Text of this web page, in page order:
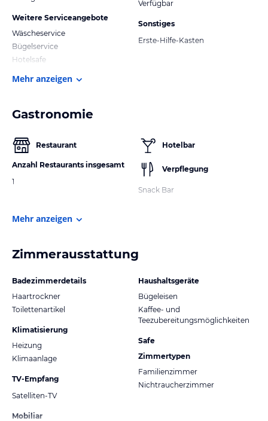
Weitere Serviceangebote
Wäscheservice
Bügelservice
Hotelsafe
Verfügbar
Sonstiges
Erste-Hilfe-Kasten
Mehr anzeigen
Gastronomie
Restaurant
Anzahl Restaurants insgesamt
1
Hotelbar
Verpflegung
Snack Bar
Mehr anzeigen
Zimmerausstattung
Badezimmerdetails
Haartrockner
Toilettenartikel
Klimatisierung
Heizung
Klimaanlage
TV-Empfang
Satelliten-TV
Mobiliar
Haushaltsgeräte
Bügeleisen
Kaffee- und
Teezubereitungsmöglichkeiten
Safe
Zimmertypen
Familienzimmer
Nichtraucherzimmer